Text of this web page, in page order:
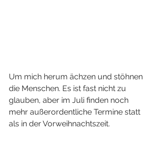
Um mich herum ächzen und stöhnen
die Menschen. Es ist fast nicht zu
glauben, aber im Juli finden noch
mehr außerordentliche Termine statt
als in der Vorweihnachtszeit.